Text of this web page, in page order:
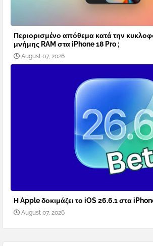
Περιορισμένο απόθεμα κατά την
μνήμης RAM στα iPhone 18 Pro ;
August 07, 2026
Η Apple δοκιμάζει το iOS 26.6.1 στα
August 07, 2026